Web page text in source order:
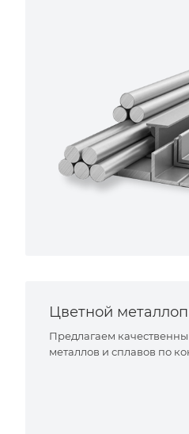
Цветной
Предлагаем
металлов и сплавов по